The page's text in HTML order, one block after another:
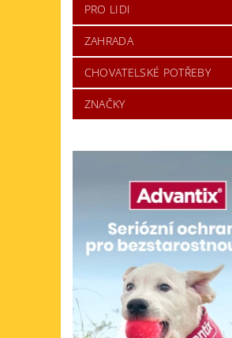
PRO LIDI
ZAHRADA
CHOVATELSKÉ POTŘEBY
ZNAČKY